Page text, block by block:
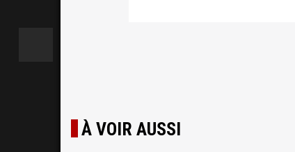
À VOIR AUSSI